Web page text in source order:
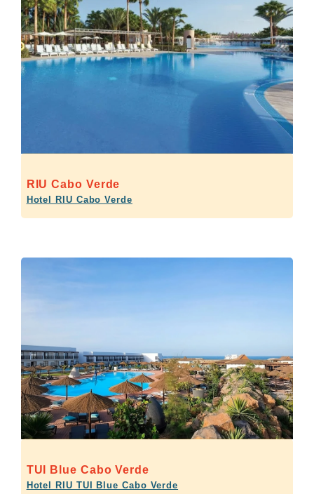
RIU Cabo Verde
Hotel RIU Cabo Verde
TUI Blue Cabo Verde
Hotel RIU TUI Blue Cabo Verde